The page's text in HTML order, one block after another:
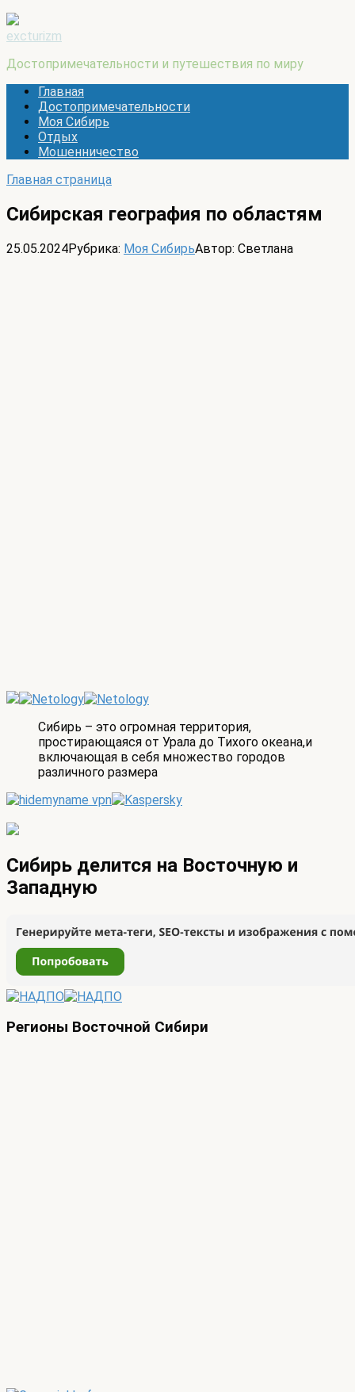
excturizm
Достопримечательности и путешествия по миру
Главная
Достопримечательности
Моя Сибирь
Отдых
Мошенничество
Главная страница
Сибирская география по областям
25.05.2024Рубрика: Моя СибирьАвтор: Светлана
Сибирь – это огромная территория,
простирающаяся от Урала до Тихого океана,и
включающая в себя множество городов
различного размера
Сибирь делится на Восточную и
Западную
Регионы Восточной Сибири